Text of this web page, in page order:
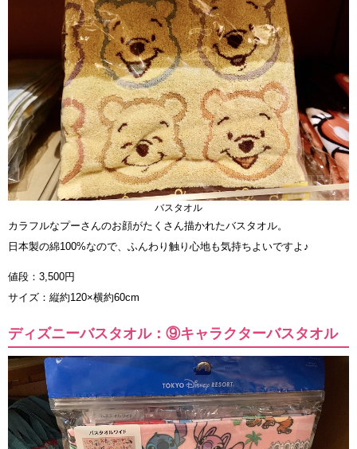
バスタオル
カラフルなプーさんのお顔がたくさん描かれたバスタオル。
日本製の綿100%なので、ふんわり触り心地も気持ちよいですよ♪
値段：3,500円
サイズ：縦約120×横約60cm
ディズニーバスタオル：⑨キャラクターバスタオル